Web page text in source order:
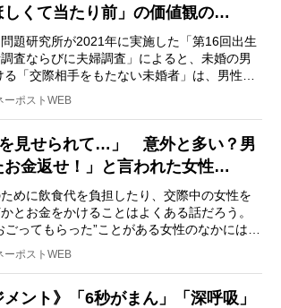
しくて当たり前」の価値観の…
題研究所が2021年に実施した「第16回出生
査ならびに夫婦調査」によると、未婚の男
「交際相手をもたない未婚者」は、男性
ーポストWEB
を見せられて…」 意外と多い？男
お金返せ！」と言われた女性…
めに飲食代を負担したり、交際中の女性を
とお金をかけることはよくある話だろう。
ってもらった”ことがある女性のなかには、
ーポストWEB
メント》「6秒がまん」「深呼吸」